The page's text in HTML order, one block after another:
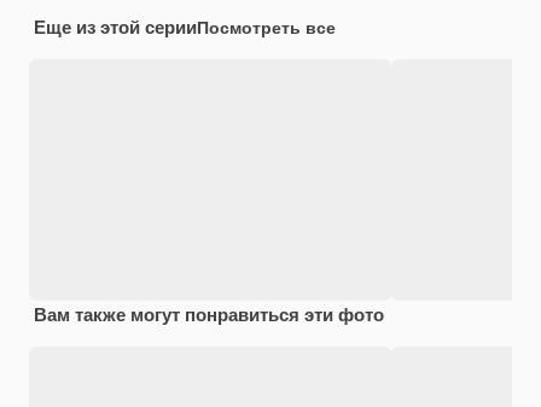
Еще из этой серииПосмотреть все
Вам также могут понравиться эти фото